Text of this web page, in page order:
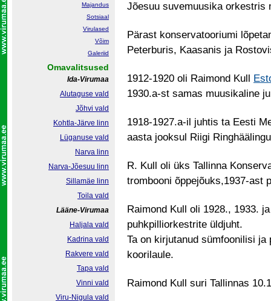
Jõesuu suvemuusika orkestris
Pärast konservatooriumi
Peterburis, Kaasanis ja
1912-1920 oli Raimond Kull
1930.a-st samas muusikaline
1918-1927.a-il juhtis ta Eesti
aasta jooksul Riigi
R. Kull oli üks Tallinna
trombooni õppejõuks,1937-ast
Raimond Kull oli 1928., 1933.
puhkpilliorkestrite üldjuht.
Ta on kirjutanud sümfoonilisi
koorilaule.
Raimond Kull suri Tallinnas
Majandus
Sotsiaal
Virulased
Võim
Galeriid
Omavalitsused
Ida-Virumaa
Alutaguse vald
Jõhvi vald
Kohtla-Järve linn
Lüganuse vald
Narva linn
Narva-Jõesuu linn
Sillamäe linn
Toila vald
Lääne-Virumaa
Haljala vald
Kadrina vald
Rakvere vald
Tapa vald
Vinni vald
Viru-Nigula vald